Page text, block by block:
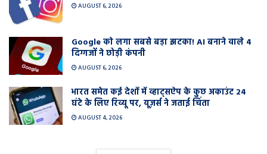
AUGUST 6, 2026
Google को लगा सबसे बड़ा झटका! AI बनाने वाले 4
दिग्गजों ने छोड़ी कंपनी
AUGUST 6, 2026
भारत समेत कई देशों में व्हाट्सऐप के कुछ अकाउंट 24
घंटे के लिए रिव्यू पर, यूज़र्स ने जताई चिंता
AUGUST 4, 2026